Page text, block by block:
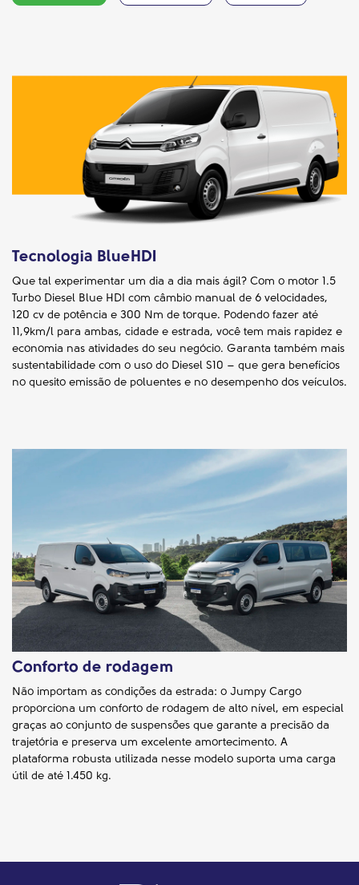
Tecnologia BlueHDI
Que tal experimentar um dia a dia mais ágil? Com o motor 1.5
Turbo Diesel Blue HDI com câmbio manual de 6 velocidades,
120 cv de potência e 300 Nm de torque. Podendo fazer até
11,9km/l para ambas, cidade e estrada, você tem mais rapidez e
economia nas atividades do seu negócio. Garanta também mais
sustentabilidade com o uso do Diesel S10 – que gera benefícios
no quesito emissão de poluentes e no desempenho dos veículos.
Conforto de rodagem
Não importam as condições da estrada: o Jumpy Cargo
proporciona um conforto de rodagem de alto nível, em especial
graças ao conjunto de suspensões que garante a precisão da
trajetória e preserva um excelente amortecimento. A
plataforma robusta utilizada nesse modelo suporta uma carga
útil de até 1.450 kg.